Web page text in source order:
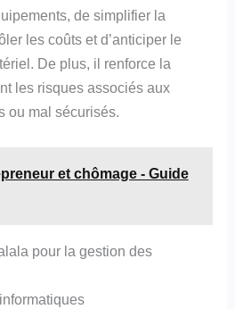
de simplifier la
les coûts et d’anticiper le
De plus, il renforce la
les risques associés aux
ou mal sécurisés.
et chômage - Guide
pour la gestion des